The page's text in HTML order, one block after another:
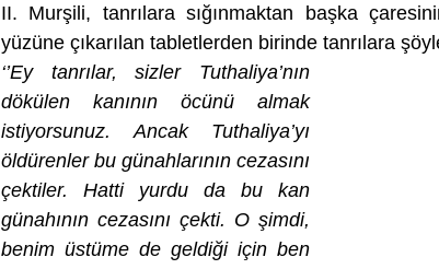
II. Murşili, tanrılara sığınmaktan başka
yüzüne çıkarılan tabletlerden birinde tanrılara
‘’Ey tanrılar, sizler Tuthaliya’nın
dökülen kanının öcünü almak
istiyorsunuz. Ancak Tuthaliya’yı
öldürenler bu günahlarının cezasını
çektiler. Hatti yurdu da bu kan
günahının cezasını çekti. O şimdi,
benim üstüme de geldiği için ben